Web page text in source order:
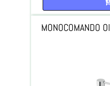
MONOCOMANDO